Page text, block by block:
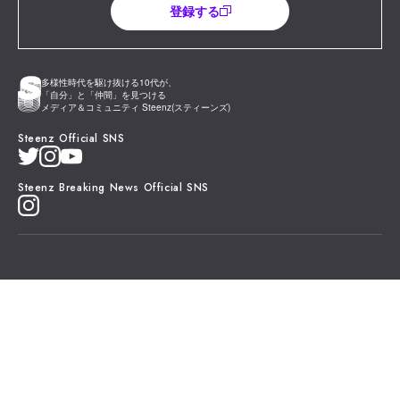
多様性時代を駆け抜ける10代が、
「自分」と「仲間」を見つける
メディア＆コミュニティ Steenz(スティーンズ)
Steenz Official SNS
Steenz Breaking News Official SNS
登録する